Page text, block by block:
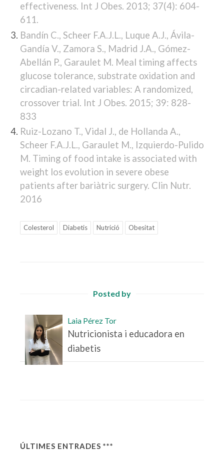
effectiveness. Int J Obes. 2013; 37(4): 604-
611.
Bandín C., Scheer F.A.J.L., Luque A.J., Ávila-
Gandía V., Zamora S., Madrid J.A., Gómez-
Abellán P., Garaulet M. Meal timing affects
glucose tolerance, substrate oxidation and
circadian-related variables: A randomized,
crossover trial. Int J Obes. 2015; 39: 828-
833
Ruiz-Lozano T., Vidal J., de Hollanda A.,
Scheer F.A.J.L., Garaulet M., Izquierdo-Pulido
M. Timing of food intake is associated with
weight los evolution in severe obese
patients after bariàtric surgery. Clin Nutr.
2016
Colesterol Diabetis Nutrició Obesitat
Posted by
Laia Pérez Tor
Nutricionista i educadora en
diabetis
ÚLTIMES ENTRADES ***